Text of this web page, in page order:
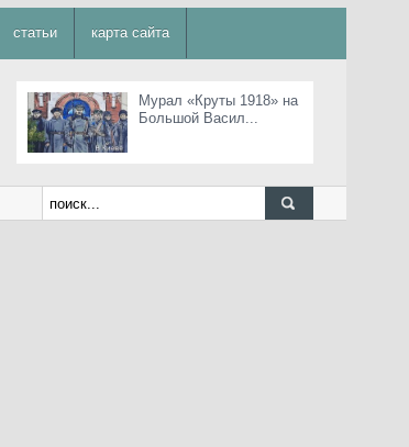
статьи карта сайта
Мурал «Круты 1918» на
Большой Васил...